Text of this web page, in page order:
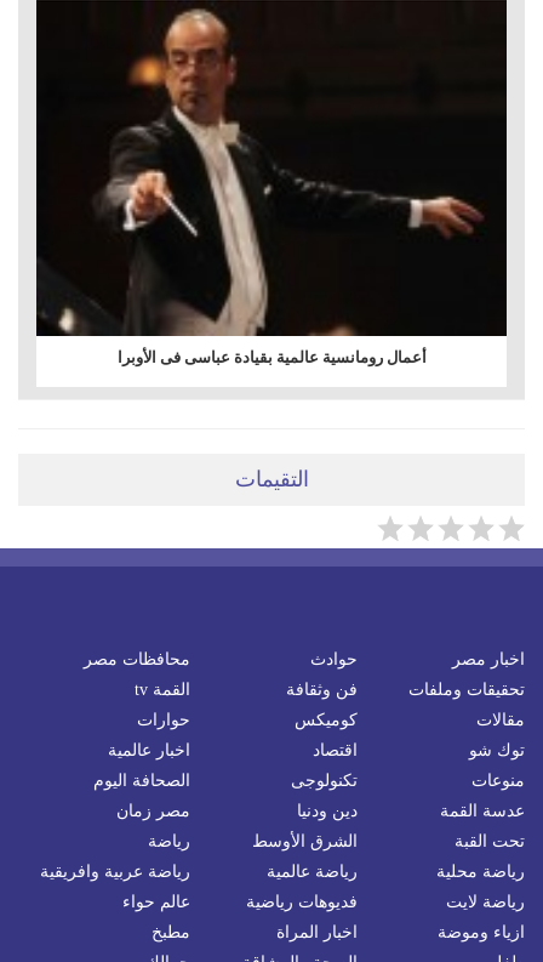
أعمال رومانسية عالمية بقيادة عباسى فى الأوبرا
التقيمات
اخبار مصر حوادث
محافظات مصر
تحقيقات وملفات
فن وثقافة
القمة tv
مقالات
كوميكس
حوارات
توك شو
اقتصاد
اخبار عالمية
منوعات
تكنولوجى
الصحافة اليوم
عدسة القمة
دين ودنيا
مصر زمان
تحت القبة
الشرق الأوسط
رياضة
رياضة محلية
رياضة عالمية
رياضة عربية وافريقية
رياضة لايت
فديوهات رياضية
عالم حواء
ازياء وموضة
اخبار المراة
مطبخ